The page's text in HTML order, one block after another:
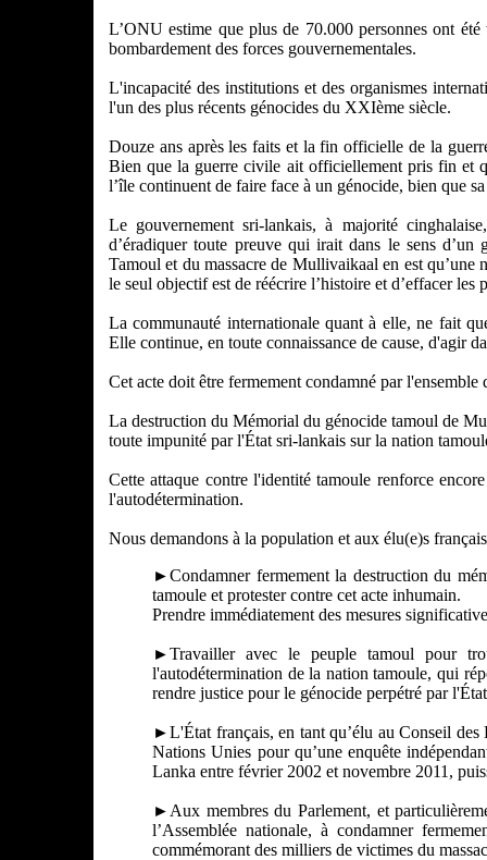
L’ONU estime que plus de 70.000 personnes ont
bombardement des forces gouvernementales.
L'incapacité des institutions et des organismes
l'un des plus récents génocides du XXIème siècle.
Douze ans après les faits et la fin officielle de la
Bien que la guerre civile ait officiellement pris fin et
l’île continuent de faire face à un génocide, bien que
Le gouvernement sri-lankais, à majorité
d’éradiquer toute preuve qui irait dans le sens
Tamoul et du massacre de Mullivaikaal en est qu’une
le seul objectif est de réécrire l’histoire et d’effacer
La communauté internationale quant à elle, ne fait
Elle continue, en toute connaissance de cause, d'agir
Cet acte doit être fermement condamné par
La destruction du Mémorial du génocide tamoul de
toute impunité par l'État sri-lankais sur la nation
Cette attaque contre l'identité tamoule renforce
l'autodétermination.
Nous demandons à la population et aux élu(e)s
►Condamner fermement la destruction du
tamoule et protester contre cet acte inhumain.
Prendre immédiatement des mesures
►Travailler avec le peuple tamoul pour
l'autodétermination de la nation tamoule, qui
rendre justice pour le génocide perpétré par
►L'État français, en tant qu’élu au Conseil
Nations Unies pour qu’une enquête
Lanka entre février 2002 et novembre 2011,
►Aux membres du Parlement, et
l’Assemblée nationale, à condamner
commémorant des milliers de victimes du